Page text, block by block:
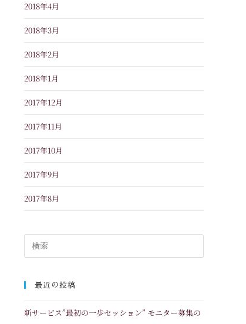
2018年4月
2018年3月
2018年2月
2018年1月
2017年12月
2017年11月
2017年10月
2017年9月
2017年8月
最近の投稿
新サービス”最初の一歩セッション” モニター募集の